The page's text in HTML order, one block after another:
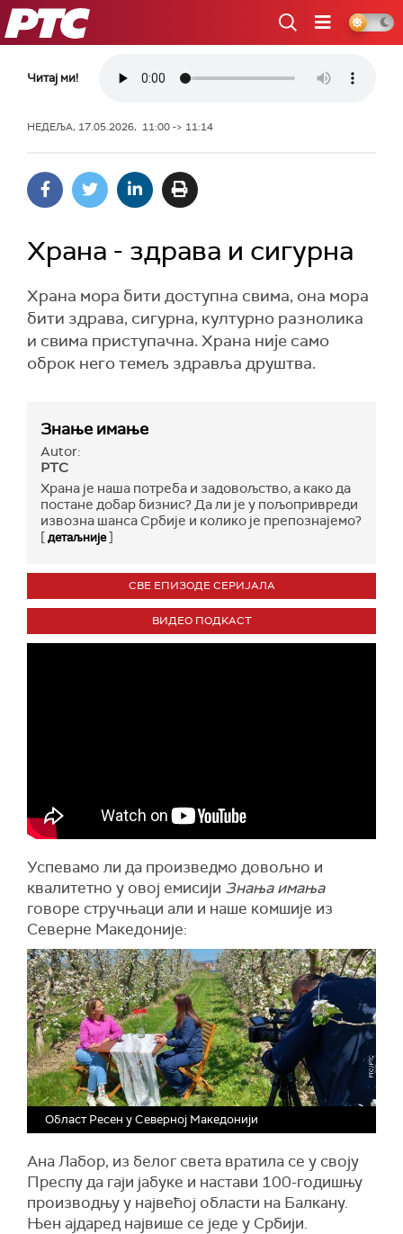
РТС
Читај ми!
НЕДЕЉА, 17.05.2026, 11:00 -> 11:14
Храна - здрава и сигурна
Храна мора бити доступна свима, она мора
бити здрава, сигурна, културно разнолика
и свима приступачна. Храна није само
оброк него темељ здравља друштва.
Знање имање
Autor:
РТС
Храна је наша потреба и задовољство, а како да
постане добар бизнис? Да ли је у пољопривреди
извозна шанса Србије и колико је препознајемо?
[детаљније]
СВЕ ЕПИЗОДЕ СЕРИЈАЛА
ВИДЕО ПОДКАСТ
Успевамо ли да произведмо довољно и
квалитетно у овој емисији Знања имања
говоре стручњаци али и наше комшије из
Северне Македоније:
Област Ресен у Северној Македонији
Ана Лабор, из белог света вратила се у своју
Преспу да гаји јабуке и настави 100-годишњу
производњу у највећој области на Балкану.
Њен ајдаред највише се једе у Србији.